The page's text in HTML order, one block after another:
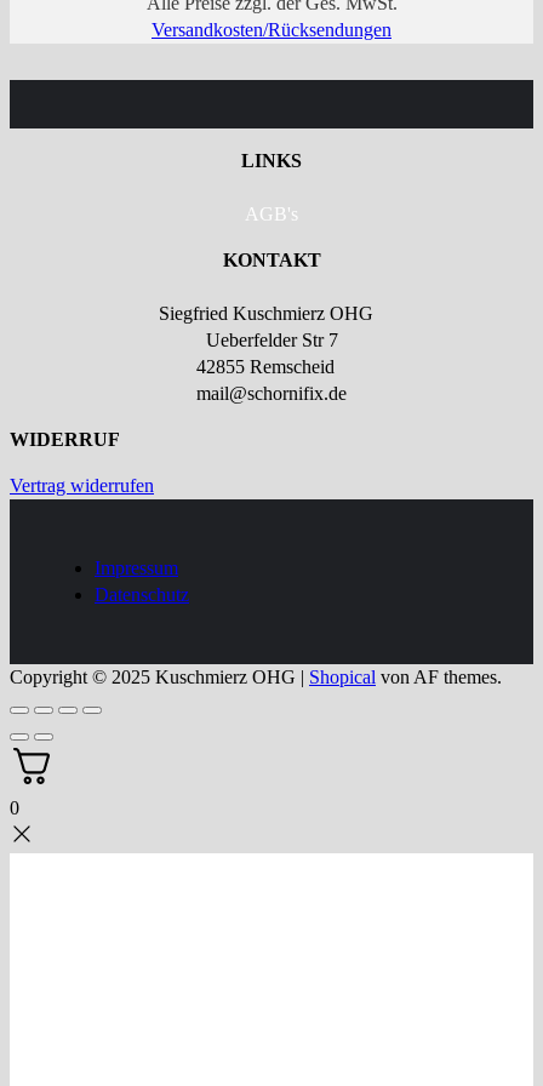
Versandkosten/Rücksendungen
LINKS
AGB's
KONTAKT
Siegfried Kuschmierz OHG
Ueberfelder Str 7
42855 Remscheid
mail@schornifix.de
WIDERRUF
Vertrag widerrufen
Impressum
Datenschutz
Copyright © 2025 Kuschmierz OHG | Shopical von AF themes.
0